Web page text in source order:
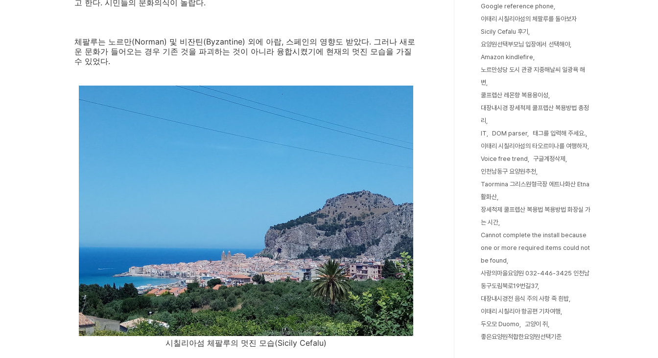
고 한다. 시민들의 문화의식이 놀랍다.
체팔루는 노르만(Norman) 및 비잔틴(Byzantine) 외에 아랍, 스페인의 영향도 받았다. 그러나 새로
운 문화가 들어오는 경우 기존 것을 파괴하는 것이 아니라 융합시켰기에 현재의 멋진 모습을 가질
수 있었다.
시칠리아섬 체팔루의 멋진 모습(Sicily Cefalu)
Google reference phone
이태리 시칠리아섬의 체팔루를 돌아보자
Sicily Cefalu 후기
요양원선택부모님 입장에서 선택해야
Amazon kindlefire
노르만성당 도시 관광 지중해날씨 일광욕 해
변
쿨프렙산 레몬향 복용용이성
대장내시경 장세척제 쿨프렙산 복용방법 총정
리
IT
DOM parser
태그를 입력해 주세요.
이태리 시칠리아섬의 타오르미나를 여행하자
Voice free trend
구글계정삭제
인천남동구 요양원추천
Taormina 그리스원형극장 에트나화산 Etna
활화산
장세척제 쿨프렙산 복용법 복용방법 화장실 가
는 시간
Cannot complete the install because
one or more required items could not
be found
사랑의마을요양원 032-446-3425 인천남
동구도림북로19번길37
대장내시경전 음식 주의 사항 죽 흰밥
이태리 시칠리아 항공편 기차여행
두오모 Duomo
고양이 쥐
좋은요양원적합한요양원선택기준